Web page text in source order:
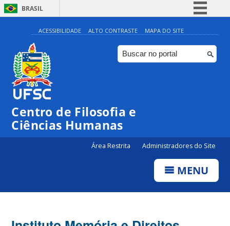
BRASIL
Simplifique!
Comunica BR
Participe
ACESSIBILIDADE ALTO CONTRASTE MAPA DO SITE
Centro de Filosofia e
Ciências Humanas
Área Restrita Administradores do Site
MENU